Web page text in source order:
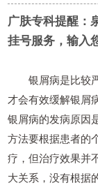
广肤专科提醒：
挂号服务，输入
银屑病是比较严
才会有效缓解银屑
银屑病的发病原因
方法要根据患者的
疗，但治疗效果并
大关系，没有根据